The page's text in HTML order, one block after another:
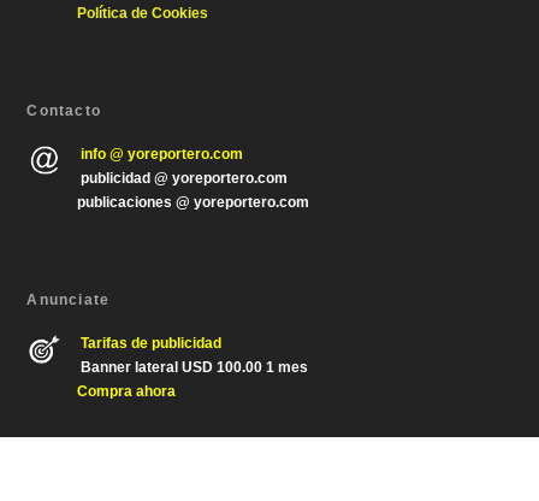
Política de Cookies
Contacto
info @ yoreportero.com
publicidad @ yoreportero.com
publicaciones @ yoreportero.com
Anunciate
Tarifas de publicidad
Banner lateral USD 100.00 1 mes
Compra ahora